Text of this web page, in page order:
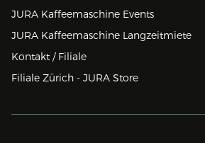
JURA Kaffeemaschine Events
JURA Kaffeemaschine Langzeitmiete
Kontakt / Filiale
Filiale Zürich - JURA Store